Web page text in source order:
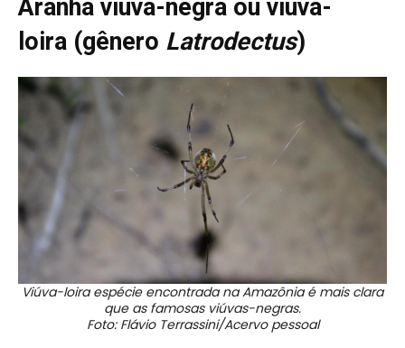
Aranha viúva-negra ou viúva-
loira (gênero Latrodectus)
Viúva-loira espécie encontrada na Amazônia é mais clara
que as famosas viúvas-negras.
Foto: Flávio Terrassini/Acervo pessoal